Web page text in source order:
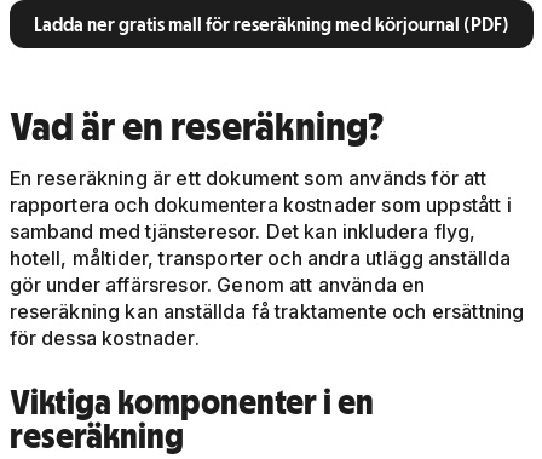
Ladda ner gratis mall för reseräkning med körjournal (PDF)
Vad är en reseräkning?
En reseräkning är ett dokument som används för att
rapportera och dokumentera kostnader som uppstått i
samband med tjänsteresor. Det kan inkludera flyg,
hotell, måltider, transporter och andra utlägg anställda
gör under affärsresor. Genom att använda en
reseräkning kan anställda få traktamente och ersättning
för dessa kostnader.
Viktiga komponenter i en
reseräkning